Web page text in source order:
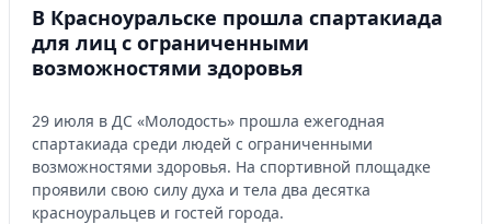
В Красноуральске прошла спартакиада
для лиц с ограниченными
возможностями здоровья
29 июля в ДС «Молодость» прошла ежегодная
спартакиада среди людей с ограниченными
возможностями здоровья. На спортивной площадке
проявили свою силу духа и тела два десятка
красноуральцев и гостей города.